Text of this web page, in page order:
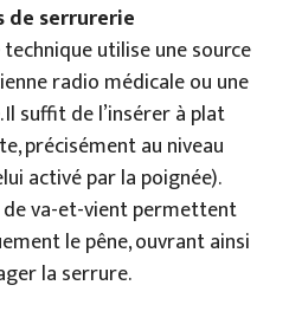
de serrurerie
utilise une source
radio médicale ou une
suffit de l’insérer à plat
précisément au niveau
activé par la poignée).
va-et-vient permettent
le pêne, ouvrant ainsi
la serrure.